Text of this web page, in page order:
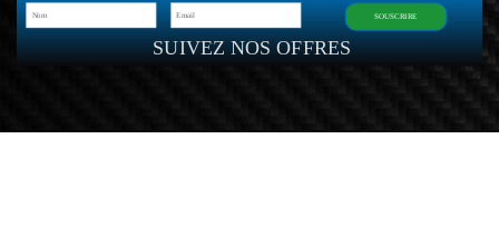
SUIVEZ NOS OFFRES
SOUSCRIRE